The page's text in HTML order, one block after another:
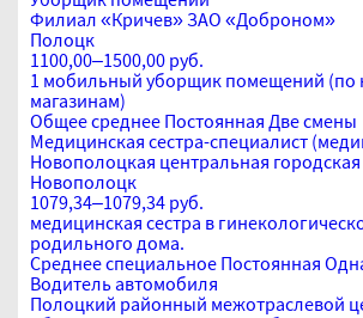
Филиал «Кричев» ЗАО «Доброном»
Полоцк
1100,00–1500,00 руб.
1 мобильный уборщик помещений (по
магазинам)
Общее среднее Постоянная Две смены
Медицинская сестра-специалист
Новополоцкая центральная
Новополоцк
1079,34–1079,34 руб.
медицинская сестра в
родильного дома.
Среднее специальное Постоянная
Водитель автомобиля
Полоцкий районный межотраслевой